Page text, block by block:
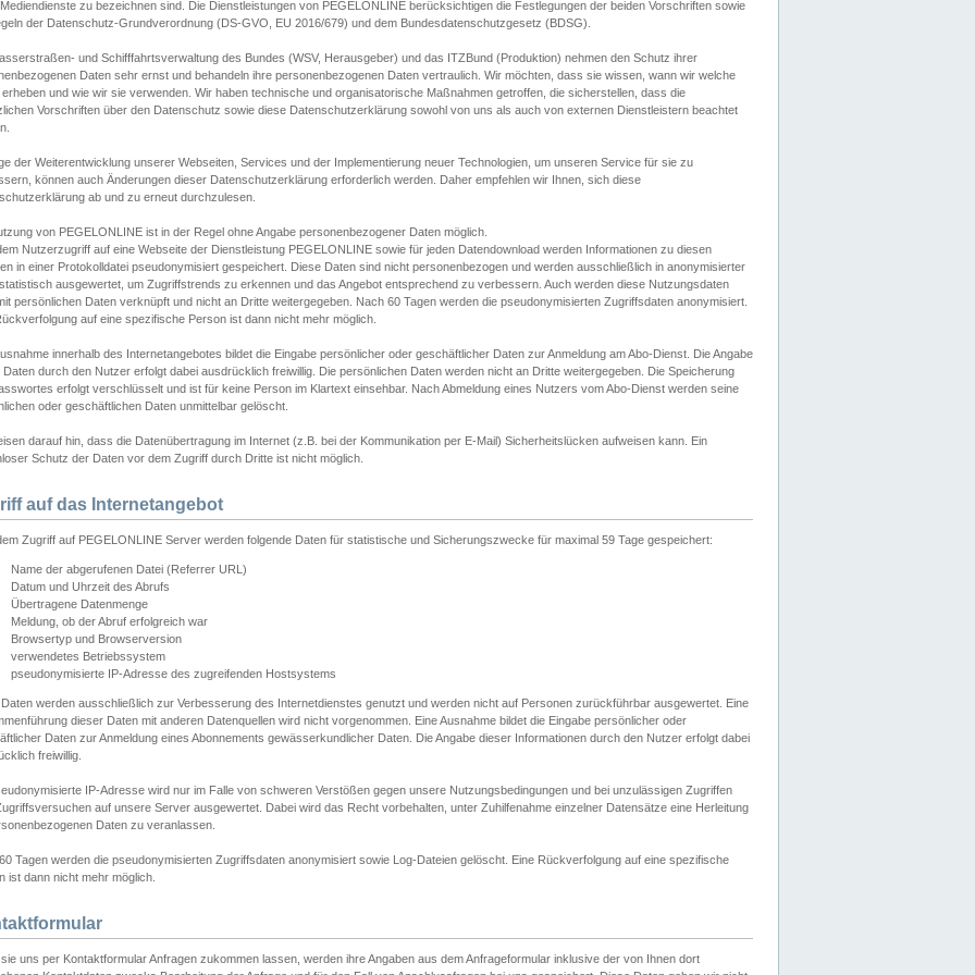
zu bezeichnen sind. Die Dienstleistungen von PEGELONLINE berücksichtigen die Festlegungen der beiden Vorschriften sowie
der Datenschutz-Grundverordnung (DS-GVO, EU 2016/679) und dem Bundesdatenschutzgesetz (BDSG).
und Schifffahrtsverwaltung des Bundes (WSV, Herausgeber) und das ITZBund (Produktion) nehmen den Schutz ihrer
Daten sehr ernst und behandeln ihre personenbezogenen Daten vertraulich. Wir möchten, dass sie wissen, wann wir welche
und wie wir sie verwenden. Wir haben technische und organisatorische Maßnahmen getroffen, die sicherstellen, dass die
Vorschriften über den Datenschutz sowie diese Datenschutzerklärung sowohl von uns als auch von externen Dienstleistern beachtet
der Weiterentwicklung unserer Webseiten, Services und der Implementierung neuer Technologien, um unseren Service für sie zu
können auch Änderungen dieser Datenschutzerklärung erforderlich werden. Daher empfehlen wir Ihnen, sich diese
ab und zu erneut durchzulesen.
von PEGELONLINE ist in der Regel ohne Angabe personenbezogener Daten möglich.
Nutzerzugriff auf eine Webseite der Dienstleistung PEGELONLINE sowie für jeden Datendownload werden Informationen zu diesen
in einer Protokolldatei pseudonymisiert gespeichert. Diese Daten sind nicht personenbezogen und werden ausschließlich in anonymisierter
ausgewertet, um Zugriffstrends zu erkennen und das Angebot entsprechend zu verbessern. Auch werden diese Nutzungsdaten
persönlichen Daten verknüpft und nicht an Dritte weitergegeben. Nach 60 Tagen werden die pseudonymisierten Zugriffsdaten anonymisiert.
auf eine spezifische Person ist dann nicht mehr möglich.
innerhalb des Internetangebotes bildet die Eingabe persönlicher oder geschäftlicher Daten zur Anmeldung am Abo-Dienst. Die Angabe
Daten durch den Nutzer erfolgt dabei ausdrücklich freiwillig. Die persönlichen Daten werden nicht an Dritte weitergegeben. Die Speicherung
erfolgt verschlüsselt und ist für keine Person im Klartext einsehbar. Nach Abmeldung eines Nutzers vom Abo-Dienst werden seine
oder geschäftlichen Daten unmittelbar gelöscht.
darauf hin, dass die Datenübertragung im Internet (z.B. bei der Kommunikation per E-Mail) Sicherheitslücken aufweisen kann. Ein
Schutz der Daten vor dem Zugriff durch Dritte ist nicht möglich.
auf das Internetangebot
Zugriff auf PEGELONLINE Server werden folgende Daten für statistische und Sicherungszwecke für maximal 59 Tage gespeichert:
Name der abgerufenen Datei (Referrer URL)
Datum und Uhrzeit des Abrufs
Übertragene Datenmenge
Meldung, ob der Abruf erfolgreich war
Browsertyp und Browserversion
verwendetes Betriebssystem
pseudonymisierte IP-Adresse des zugreifenden Hostsystems
werden ausschließlich zur Verbesserung des Internetdienstes genutzt und werden nicht auf Personen zurückführbar ausgewertet. Eine
dieser Daten mit anderen Datenquellen wird nicht vorgenommen. Eine Ausnahme bildet die Eingabe persönlicher oder
Daten zur Anmeldung eines Abonnements gewässerkundlicher Daten. Die Angabe dieser Informationen durch den Nutzer erfolgt dabei
freiwillig.
IP-Adresse wird nur im Falle von schweren Verstößen gegen unsere Nutzungsbedingungen und bei unzulässigen Zugriffen
auf unsere Server ausgewertet. Dabei wird das Recht vorbehalten, unter Zuhilfenahme einzelner Datensätze eine Herleitung
Daten zu veranlassen.
Tagen werden die pseudonymisierten Zugriffsdaten anonymisiert sowie Log-Dateien gelöscht. Eine Rückverfolgung auf eine spezifische
ist dann nicht mehr möglich.
uns per Kontaktformular Anfragen zukommen lassen, werden ihre Angaben aus dem Anfrageformular inklusive der von Ihnen dort